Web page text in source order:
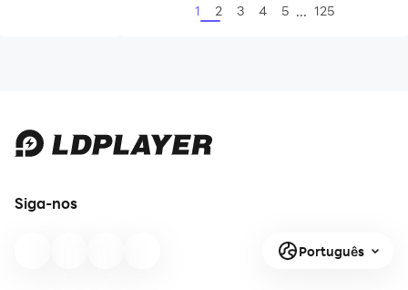
1 2 3 4 5 ... 125
Siga-nos
Português